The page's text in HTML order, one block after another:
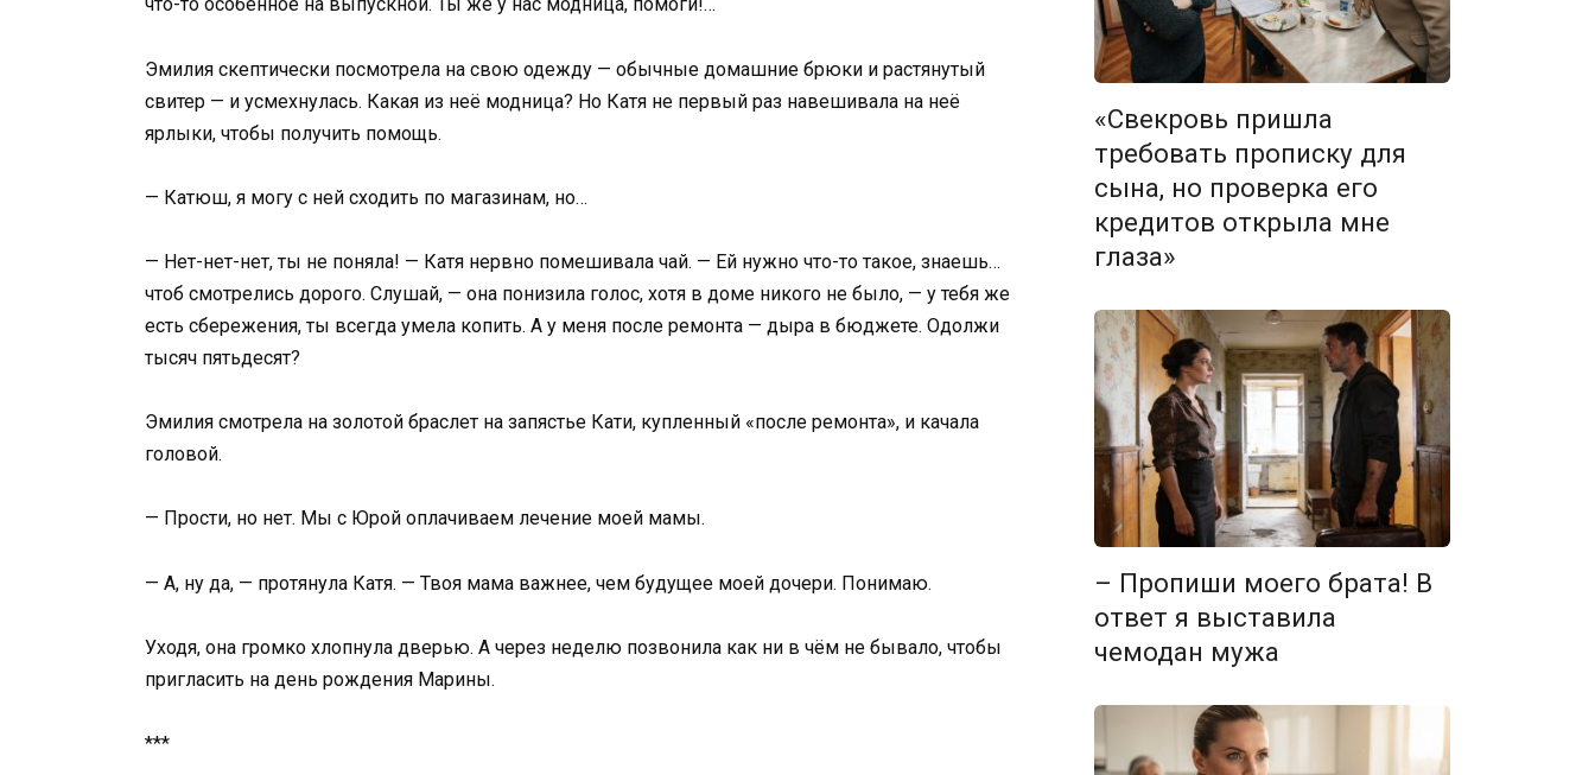
что-то особенное на выпускной. Ты же у нас модница, помоги!…
Эмилия скептически посмотрела на свою одежду — обычные домашние брюки и растянутый
свитер — и усмехнулась. Какая из неё модница? Но Катя не первый раз навешивала на неё
ярлыки, чтобы получить помощь.
— Катюш, я могу с ней сходить по магазинам, но…
— Нет-нет-нет, ты не поняла! — Катя нервно помешивала чай. — Ей нужно что-то такое, знаешь…
чтоб смотрелись дорого. Слушай, — она понизила голос, хотя в доме никого не было, — у тебя же
есть сбережения, ты всегда умела копить. А у меня после ремонта — дыра в бюджете. Одолжи
тысяч пятьдесят?
Эмилия смотрела на золотой браслет на запястье Кати, купленный «после ремонта», и качала
головой.
— Прости, но нет. Мы с Юрой оплачиваем лечение моей мамы.
— А, ну да, — протянула Катя. — Твоя мама важнее, чем будущее моей дочери. Понимаю.
Уходя, она громко хлопнула дверью. А через неделю позвонила как ни в чём не бывало, чтобы
пригласить на день рождения Марины.
***
«Свекровь пришла
требовать прописку для
сына, но проверка его
кредитов открыла мне
глаза»
– Пропиши моего брата! В
ответ я выставила
чемодан мужа